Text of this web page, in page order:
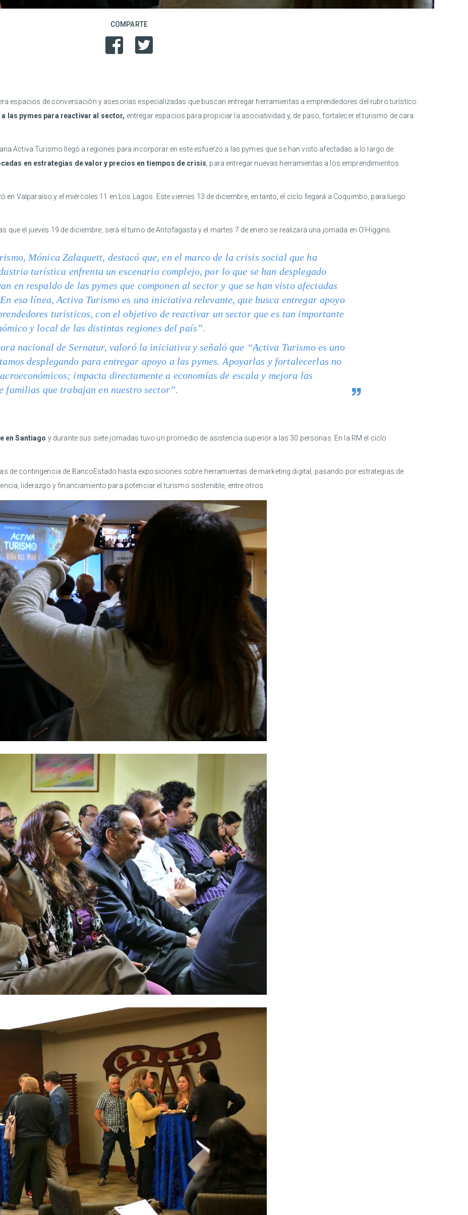
COMPARTE
espacios de conversación y asesorías especializadas que buscan entregar herramientas a emprendedores del rubro turístico.
las pymes para reactivar al sector, entregar espacios para propiciar la asociatividad y, de paso, fortalecer el turismo de cara
Activa Turismo llegó a regiones para incorporar en este esfuerzo a las pymes que se han visto afectadas a lo largo de
en estrategias de valor y precios en tiempos de crisis , para entregar nuevas herramientas a los emprendimientos
en Valparaíso y el miércoles 11 en Los Lagos. Este viernes 13 de diciembre, en tanto, el ciclo llegará a Coquimbo, para luego
que el jueves 19 de diciembre, será el turno de Antofagasta y el martes 7 de enero se realizará una jornada en O’Higgins.
Mónica Zalaquett, destacó que, en el marco de la crisis social que ha
turística enfrenta un escenario complejo, por lo que se han desplegado
en respaldo de las pymes que componen al sector y que se han visto afectadas
esa línea, Activa Turismo es una iniciativa relevante, que busca entregar apoyo
turísticos, con el objetivo de reactivar un sector que es tan importante
y local de las distintas regiones del país”.
nacional de Sernatur, valoró la iniciativa y señaló que “Activa Turismo es uno
desplegando para entregar apoyo a las pymes. Apoyarlas y fortalecerlas no
impacta directamente a economías de escala y mejora las
familias que trabajan en nuestro sector”.
en Santiago y durante sus siete jornadas tuvo un promedio de asistencia superior a las 30 personas. En la RM el ciclo
de contingencia de BancoEstado hasta exposiciones sobre herramientas de marketing digital, pasando por estrategias de
liderazgo y financiamiento para potenciar el turismo sostenible, entre otros.